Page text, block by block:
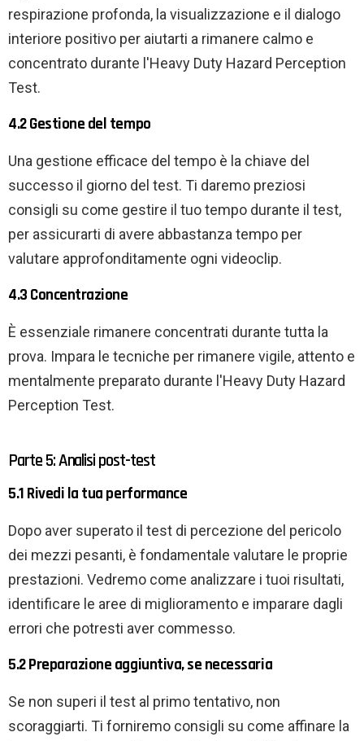
respirazione profonda, la visualizzazione e il dialogo
interiore positivo per aiutarti a rimanere calmo e
concentrato durante l'Heavy Duty Hazard Perception
Test.
4.2 Gestione del tempo
Una gestione efficace del tempo è la chiave del
successo il giorno del test. Ti daremo preziosi
consigli su come gestire il tuo tempo durante il test,
per assicurarti di avere abbastanza tempo per
valutare approfonditamente ogni videoclip.
4.3 Concentrazione
È essenziale rimanere concentrati durante tutta la
prova. Impara le tecniche per rimanere vigile, attento e
mentalmente preparato durante l'Heavy Duty Hazard
Perception Test.
Parte 5: Analisi post-test
5.1 Rivedi la tua performance
Dopo aver superato il test di percezione del pericolo
dei mezzi pesanti, è fondamentale valutare le proprie
prestazioni. Vedremo come analizzare i tuoi risultati,
identificare le aree di miglioramento e imparare dagli
errori che potresti aver commesso.
5.2 Preparazione aggiuntiva, se necessaria
Se non superi il test al primo tentativo, non
scoraggiarti. Ti forniremo consigli su come affinare la